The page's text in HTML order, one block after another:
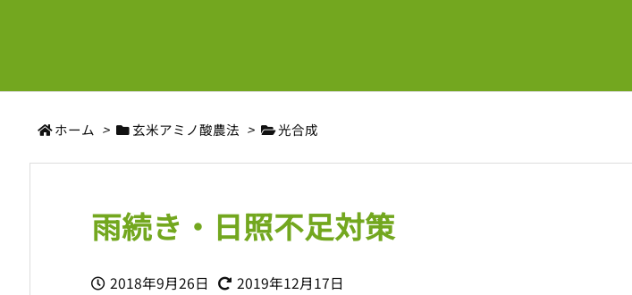
ホーム > 玄米アミノ酸農法 > 光合成
雨続き・日照不足対策
2018年9月26日 2019年12月17日